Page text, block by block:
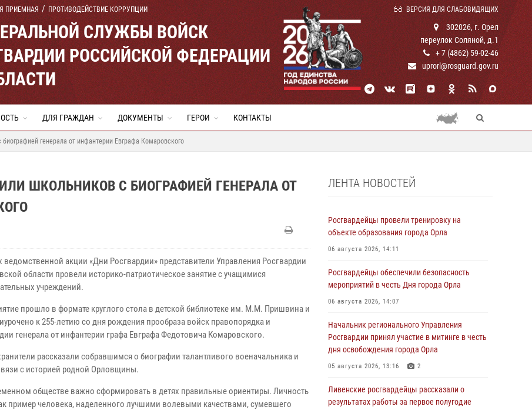
ПРИЕМНАЯ ПРОТИВОДЕЙСТВИЕ КОРРУПЦИИ ВЕРСИЯ ДЛЯ СЛАБОВИДЯЩИХ
СЛУЖБЫ ВОЙСК
РОССИЙСКОЙ ФЕДЕРАЦИИ
302026, г. Орел
переулок Соляной, д.1
+ 7 (4862) 59-02-46
uprorl@rosguard.gov.ru
ДЛЯ ГРАЖДАН ДОКУМЕНТЫ ГЕРОИ КОНТАКТЫ
генерала от инфантерии Евграфа Комаровского
ШКОЛЬНИКОВ С БИОГРАФИЕЙ ГЕНЕРАЛА ОТ
ведомственной акции «Дни Росгвардии» представители Управления Росгвардии
области провели историко-патриотическое занятие с учащимися
учреждений.
прошло в формате круглого стола в детской библиотеке им. М.М. Пришвина и
к 255-летию со дня рождения прообраза войск правопорядка и
генерала от инфантерии графа Евграфа Федотовича Комаровского.
рассказали собравшимся о биографии талантливого военачальника и
с историей родной Орловщины.
обществе важно сформировать в детях правильные ориентиры. Личность
пример человека, наделенного лучшими волевыми качествами, сумевшего
ЛЕНТА НОВОСТЕЙ
Росгвардейцы провели тренировку на
объекте образования города Орла
06 августа 2026, 14:11
Росгвардейцы обеспечили безопасность
мероприятий в честь Дня города Орла
06 августа 2026, 14:07
Начальник регионального Управления
Росгвардии принял участие в митинге в честь
дня освобождения города Орла
05 августа 2026, 13:16 2
Ливенские росгвардейцы рассказали о
результатах работы за первое полугодие